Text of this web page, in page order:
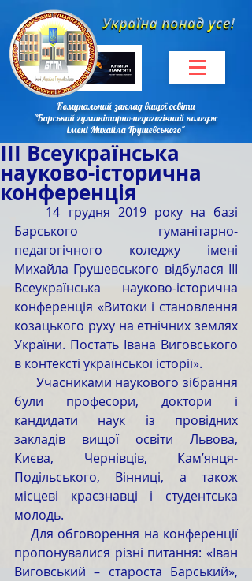
Комунальний заклад вищої освіти
"Барський гуманітарно-педагогічний коледж
імені Михайла Грушевського"
III Всеукраїнська
науково-історична
конференція
Барського гуманітарно-
педагогічного коледжу імені
Михайла Грушевського відбулася III
Всеукраїнська науково-історична
конференція «Витоки і становлення
козацького руху на етнічних землях
України. Постать Івана Виговського
в контексті української історії».
були професори, доктори і
кандидати наук із провідних
закладів вищої освіти Львова,
Києва, Чернівців, Кам’янця-
Подільського, Вінниці, а також
місцеві краєзнавці і студентська
молодь.
    Для обговорення на конференції
пропонувалися різні питання: «Іван
Виговський – староста Барський»,